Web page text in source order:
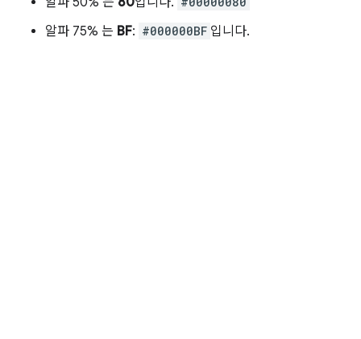
알파 75% 는 BF: #000000BF 입니다.